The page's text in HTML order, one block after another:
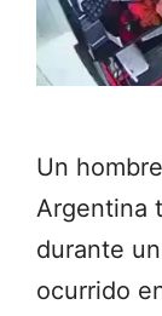
Un
Argentina
durante
ocurrido